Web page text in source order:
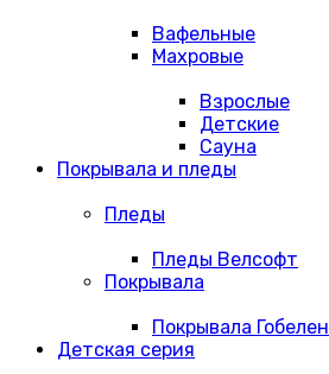
Вафельные
Махровые
Взрослые
Детские
Сауна
Покрывала и пледы
Пледы
Пледы Велсофт
Покрывала
Покрывала Гобелен
Детская серия